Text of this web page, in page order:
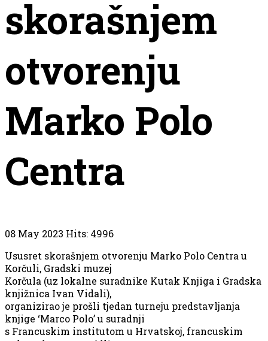
skorašnjem
otvorenju
Marko Polo
Centra
08 May 2023 Hits: 4996
Ususret skorašnjem otvorenju Marko Polo Centra u
Korčuli, Gradski muzej
Korčula (uz lokalne suradnike Kutak Knjiga i Gradska
knjižnica Ivan Vidali),
organizirao je prošli tjedan turneju predstavljanja
knjige ‘Marco Polo’ u suradnji
s Francuskim institutom u Hrvatskoj, francuskim